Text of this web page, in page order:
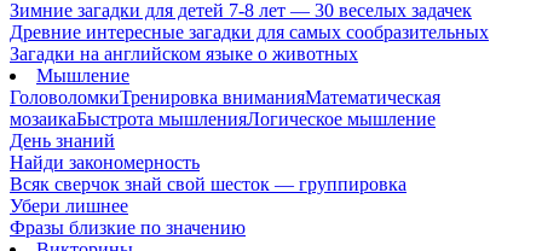
Зимние загадки для детей 7-8 лет — 30 веселых задачек
Древние интересные загадки для самых сообразительных
Загадки на английском языке о животных
Мышление
ГоловоломкиТренировка вниманияМатематическая
мозаикаБыстрота мышленияЛогическое мышление
День знаний
Найди закономерность
Всяк сверчок знай свой шесток — группировка
Убери лишнее
Фразы близкие по значению